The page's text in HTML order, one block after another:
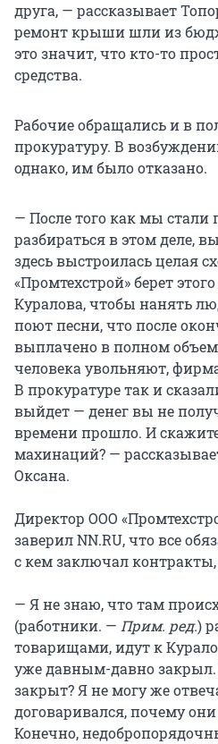
друга, — рассказывает
ремонт крыши шли из
это значит, что кто-то
средства.
Рабочие обращались и в
прокуратуру. В
однако, им было отказано.
— После того как мы стали
разбираться в этом деле,
здесь выстроилась целая
«Промтехстрой» берет
Куралова, чтобы нанять
поют песни, что после
выплачено в полном
человека увольняют,
В прокуратуре так и
выйдет — денег вы не
времени прошло. И
махинаций? —
Оксана.
Директор ООО
заверил NN.RU, что все
с кем заключал
— Я не знаю, что там
(работники. — Прим. ред.)
товарищами, идут к
уже давным-давно
закрыт? Я не могу же
договаривался, почему
Конечно,